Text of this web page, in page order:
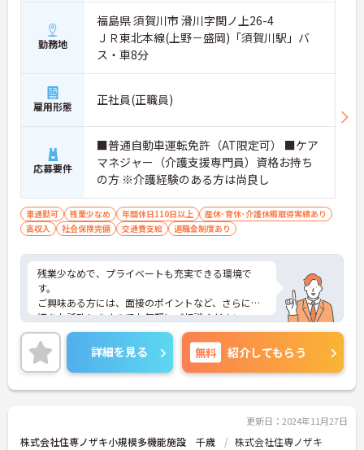
勤務地
福島県 須賀川市 滑川字関ノ上26-4
ＪＲ東北本線(上野－盛岡)「須賀川駅」バ
ス・車8分
雇用形態 正社員(正職員)
応募要件
■普通自動車運転免許（AT限定可） ■ケア
マネジャー（介護支援専門員）資格お持ち
の方 ※介護経験のある方は尚良し
車通勤可 残業少なめ 年間休日110日以上
産休･育休･介護休暇取得実績あり
高収入
社会保険完備 交通費支給 退職金制度あり
残業少なめで、プライベートも充実できる環境で
す。
ご興味ある方には、面接のポイントなど、さらに詳
細をお話致しますのでお気軽にご相談ください。
詳細を見る 無料 紹介してもらう
更新日：2024年11月27日
株式会社住専ノザキ小規模多機能施設 千歳 株式会社住専ノザキ